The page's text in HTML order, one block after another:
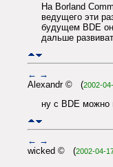
На Borland
ведущего эти
будущем BDE
дальше
← →
Alexandr © (2002-
ну с BDE можно
← →
wicked © (2002-04-